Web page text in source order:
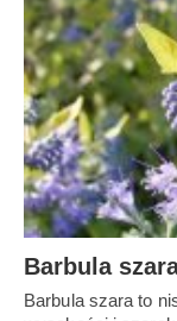
Barbula
Barbula szara to